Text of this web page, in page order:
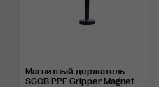
Магнитный держатель
SGCB PPF Gripper Magnet